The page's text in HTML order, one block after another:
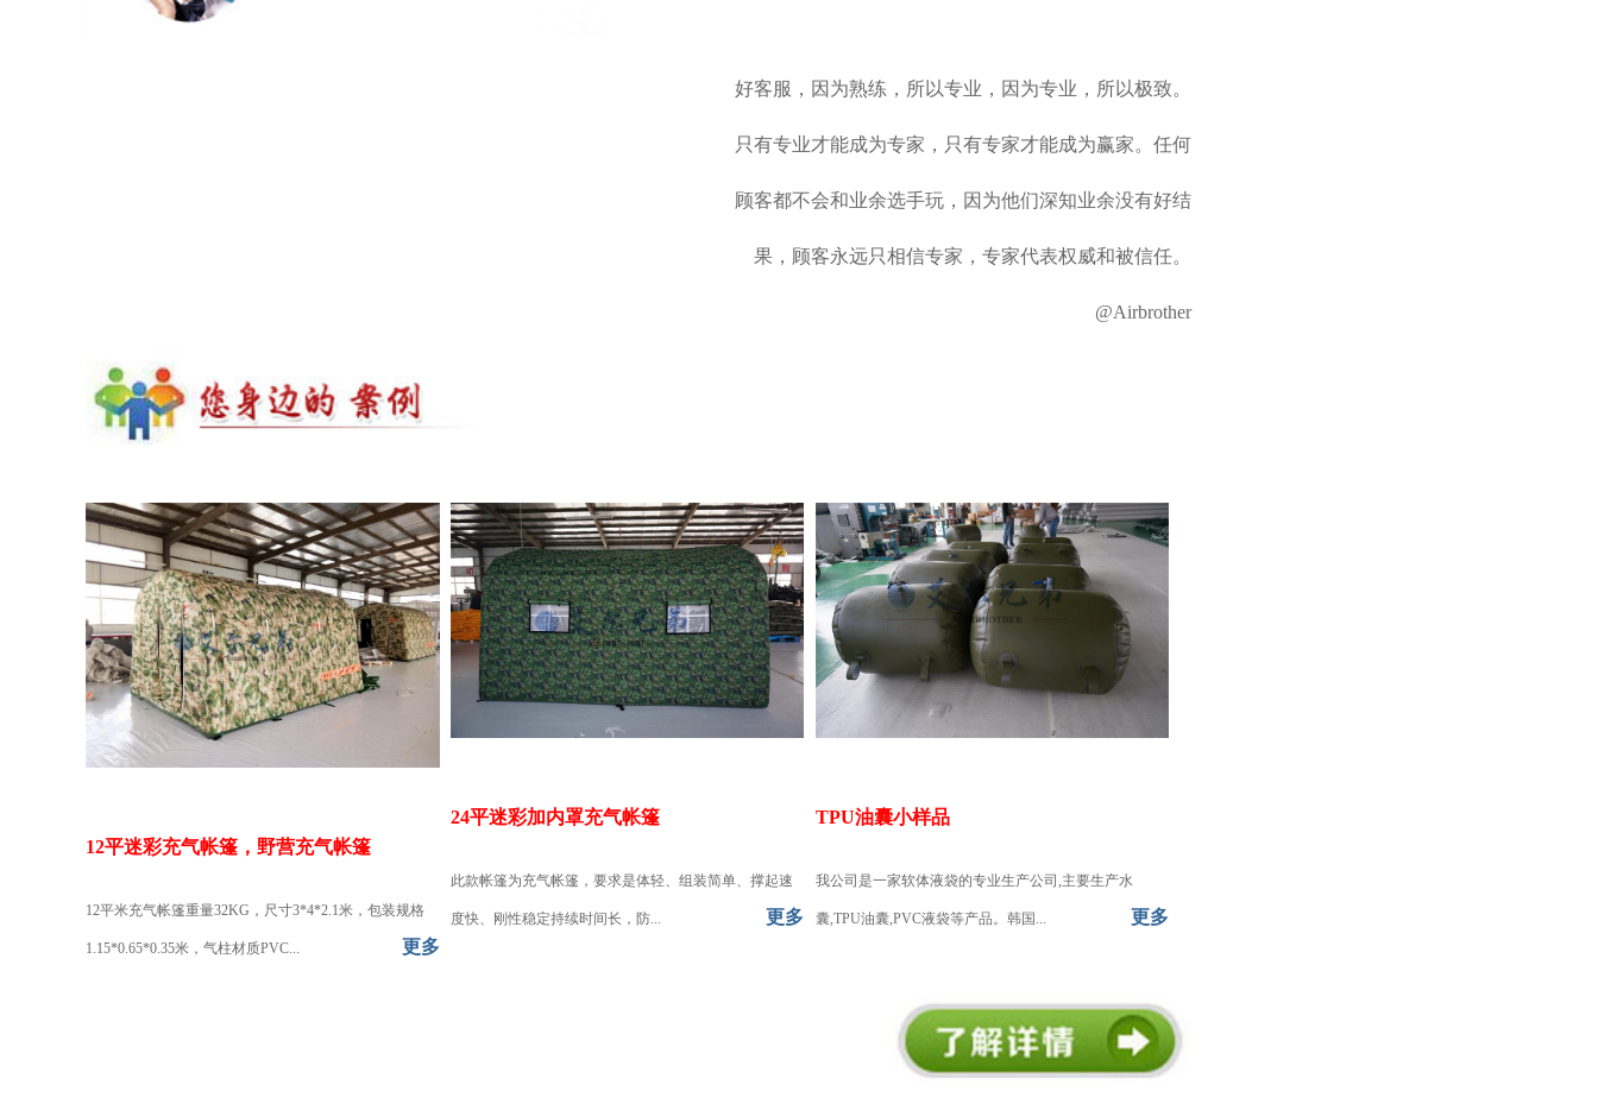
好客服，因为熟练，所以专业，因为专业，所以极致。
只有专业才能成为专家，只有专家才能成为赢家。任何
顾客都不会和业余选手玩，因为他们深知业余没有好结
果，顾客永远只相信专家，专家代表权威和被信任。
@Airbrother
12平迷彩充气帐篷，野营充气帐篷
12平米充气帐篷重量32KG，尺寸3*4*2.1米，包装规格
1.15*0.65*0.35米，气柱材质PVC... 更多
24平迷彩加内罩充气帐篷
此款帐篷为充气帐篷，要求是体轻、组装简单、撑起速
度快、刚性稳定持续时间长，防... 更多
TPU油囊小样品
我公司是一家软体液袋的专业生产公司,主要生产水
囊,TPU油囊,PVC液袋等产品。韩国... 更多